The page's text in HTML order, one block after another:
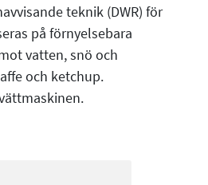
teknik (DWR) för
på förnyelsebara
vatten, snö och
och ketchup.